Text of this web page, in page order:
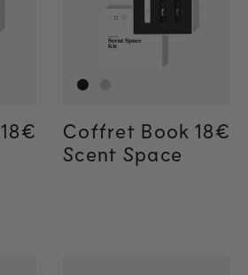
Regular price
18€
Regular price
18€
Coffret Book
Scent Space
18€
18€